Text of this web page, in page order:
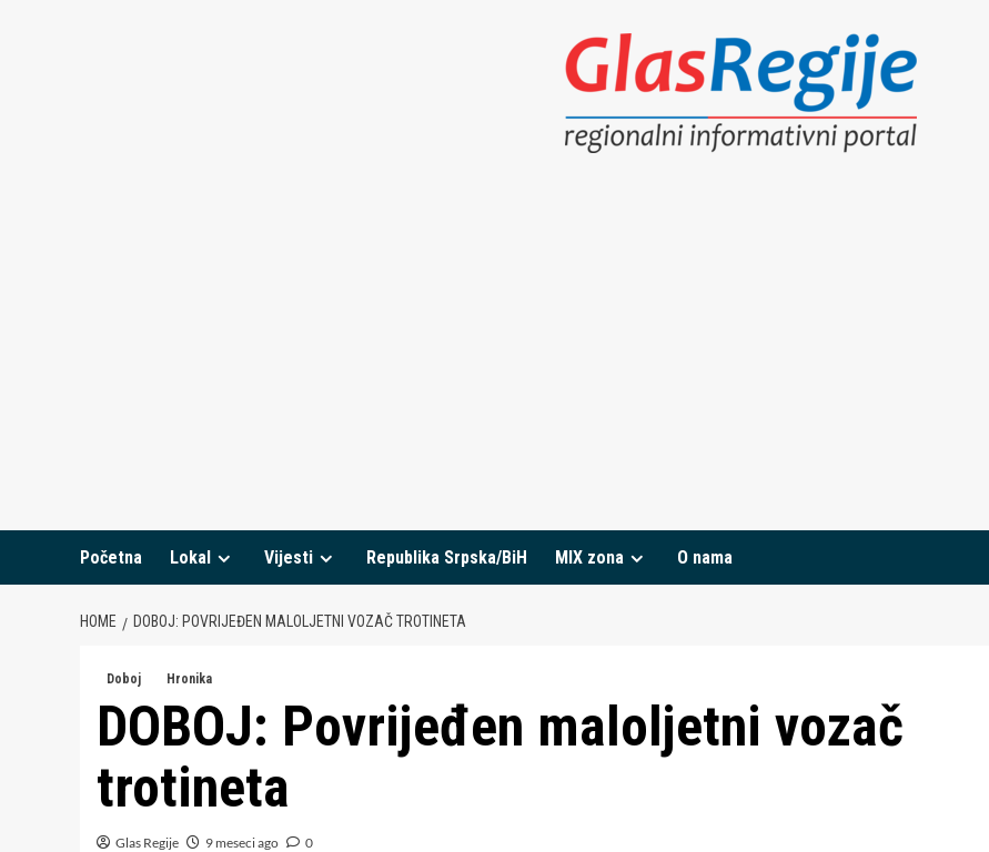
Početna Lokal Vijesti Republika Srpska/BiH MIX zona O nama
HOME DOBOJ: POVRIJEĐEN MALOLJETNI VOZAČ TROTINETA
Doboj Hronika
DOBOJ: Povrijeđen maloljetni vozač
trotineta
Glas Regije 9 meseci ago 0